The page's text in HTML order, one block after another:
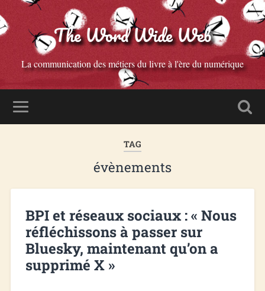
The Word Wide Web
La communication des métiers du livre à l'ère du numérique
TAG
évènements
BPI et réseaux sociaux : « Nous
réfléchissons à passer sur
Bluesky, maintenant qu’on a
supprimé X »